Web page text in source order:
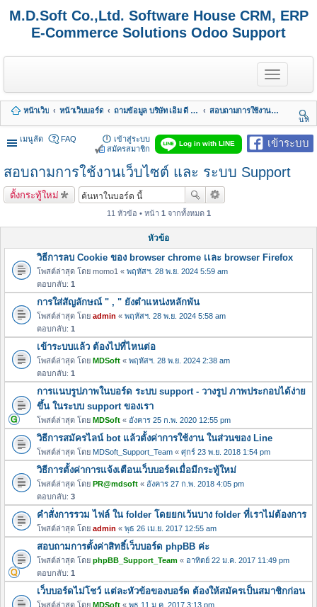
M.D.Soft Co.,Ltd. Software House CRM, ERP
E-Commerce Solutions Odoo Support
T
o
g
l
e
n
a
i
g
หน้าเว็บ หน้าเว็บบอร์ด ถามข้อมูล บริษัท เอ็ม ดี ซอฟต์ จำกัด
สอบถามการใช้งานเว็บไซต์ และ ระบบ Support
นห
า
เมนูลัด
เข้าระบบ
Log in with LINE
FAQ
เข้าสู่ระบบ
สมัครสมาชิก
สอบถามการใช้งานเว็บไซต์ และ ระบบ Support
ตั้งกระทู้ใหม่
11 หัวข้อ • หน้า 1 จากทั้งหมด 1
หัวข้อ
วิธีการลบ Cookie ของ browser chrome เเละ browser Firefox
โพสต์ล่าสุด โดย momo1 « พฤหัสฯ. 28 พ.ย. 2024 5:59 am
ตอบกลับ: 1
การใส่สัญลักษณ์ " , " ยังตำแหน่งหลักพัน
โพสต์ล่าสุด โดย admin « พฤหัสฯ. 28 พ.ย. 2024 5:58 am
ตอบกลับ: 1
เข้าระบบแล้ว ต้องไปที่ไหนต่อ
โพสต์ล่าสุด โดย MDSoft « พฤหัสฯ. 28 พ.ย. 2024 2:38 am
ตอบกลับ: 1
การแนบรูปภาพในบอร์ด ระบบ support - วางรูป ภาพประกอบได้ง่าย
ขึ้น ในระบบ support ของเรา
โพสต์ล่าสุด โดย MDSoft « อังคาร 25 ก.พ. 2020 12:55 pm
วิธีการสมัครไลน์ bot แล้วตั้งค่าการใช้งาน ในส่วนของ Line
โพสต์ล่าสุด โดย MDSoft_Support_Team « ศุกร์ 23 พ.ย. 2018 1:54 pm
วิธีการตั้งค่าการแจ้งเตือนเว็บบอร์ดเมื่อมีกระทู้ใหม่
โพสต์ล่าสุด โดย PR@mdsoft « อังคาร 27 ก.พ. 2018 4:05 pm
ตอบกลับ: 3
คำสั่งการรวม ไฟล์ ใน folder โดยยกเว้นบาง folder ที่เราไม่ต้องการ
โพสต์ล่าสุด โดย admin « พุธ 26 เม.ย. 2017 12:55 am
สอบถามการตั้งค่าสิทธิ์เว็บบอร์ด phpBB ค่ะ
โพสต์ล่าสุด โดย phpBB_Support_Team « อาทิตย์ 22 ม.ค. 2017 11:49 pm
ตอบกลับ: 1
เว็บบอร์ดไม่โชว์ แต่ละหัวข้อของบอร์ด ต้องให้สมัครเป็นสมาชิกก่อน
โพสต์ล่าสุด โดย MDSoft « พุธ 11 ม.ค. 2017 3:13 pm